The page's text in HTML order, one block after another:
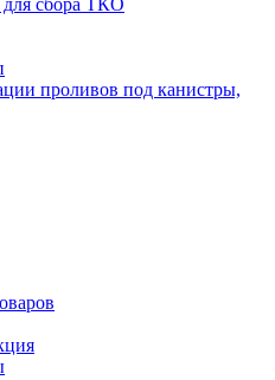
сбора ТКО
проливов под канистры,